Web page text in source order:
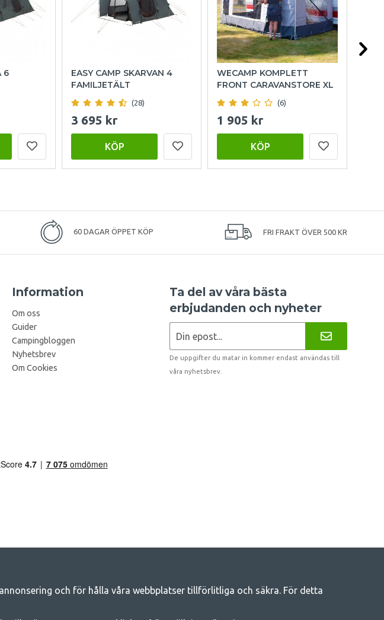
6
EASY CAMP SKARVAN 4
FAMILJETÄLT
(28)
3 695 kr
KÖP
WECAMP KOMPLETT
FRONT CARAVANSTORE XL
(6)
1 905 kr
KÖP
60 DAGAR ÖPPET KÖP FRI FRAKT ÖVER 500 KR
Information
Om oss
Guider
Campingbloggen
Nyhetsbrev
Om Cookies
Ta del av våra bästa
erbjudanden och nyheter
De uppgifter du matar in kommer endast användas till
våra nyhetsbrev.
camping och uteliv
och för hålla våra webbplatser tillförlitliga och säkra. För detta